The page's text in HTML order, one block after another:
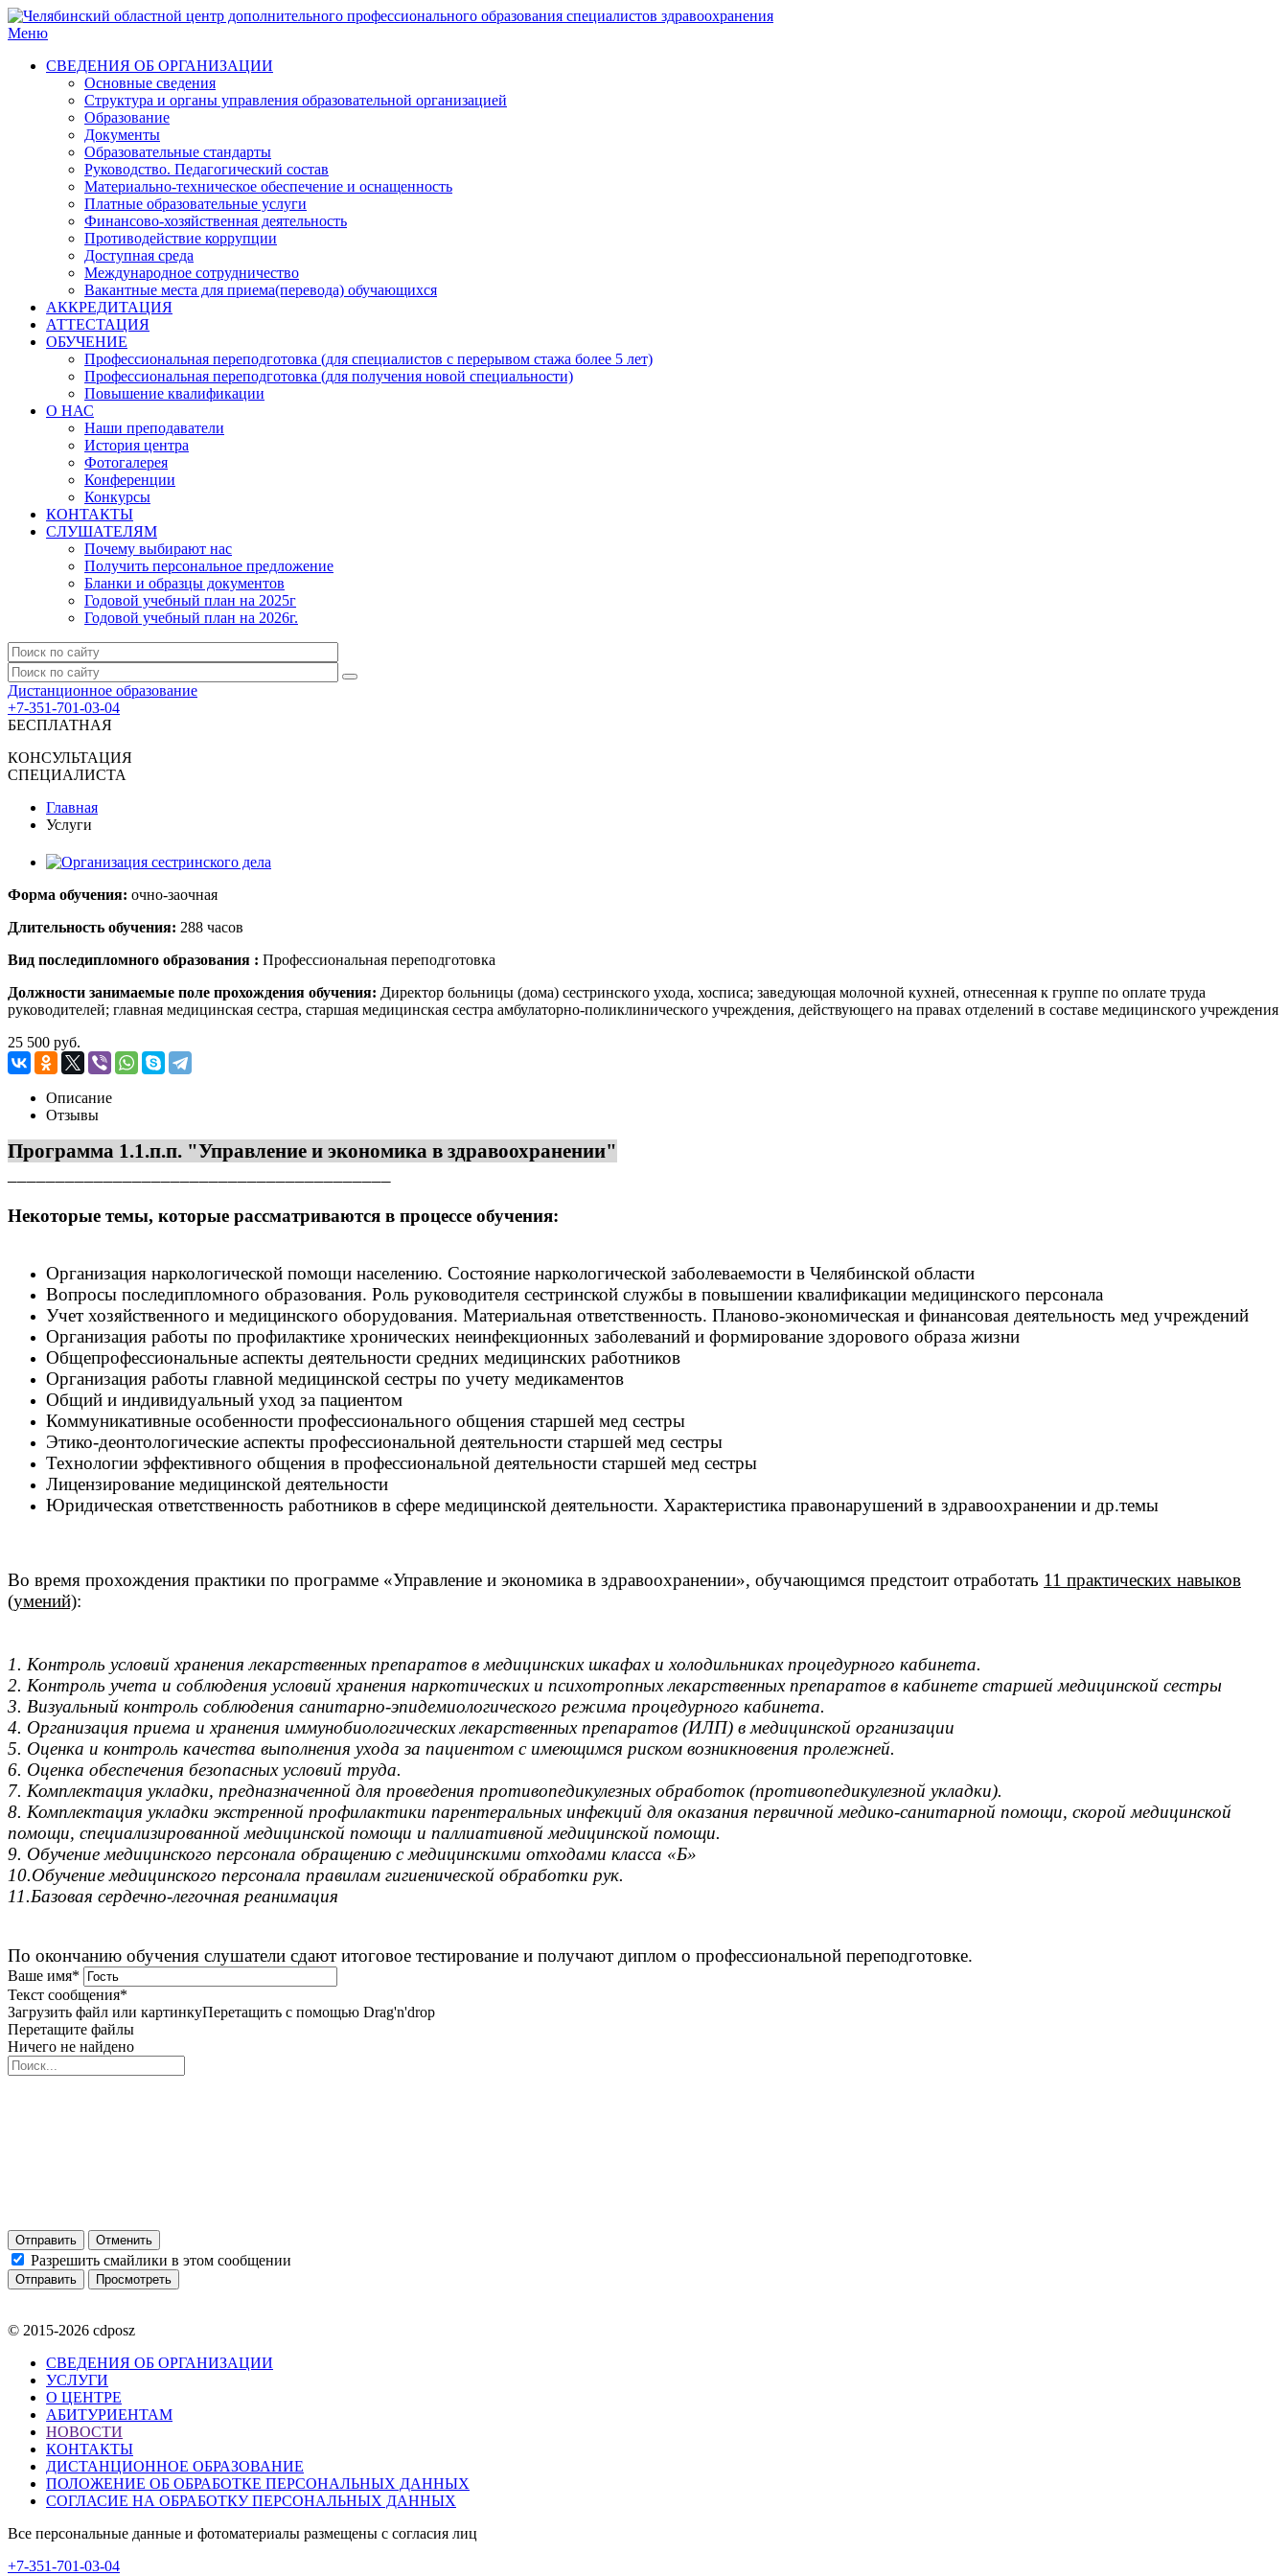
Меню
СВЕДЕНИЯ ОБ ОРГАНИЗАЦИИ
Основные сведения
Структура и органы управления образовательной организацией
Образование
Документы
Образовательные стандарты
Руководство. Педагогический состав
Материально-техническое обеспечение и оснащенность
Платные образовательные услуги
Финансово-хозяйственная деятельность
Противодействие коррупции
Доступная среда
Международное сотрудничество
Вакантные места для приема(перевода) обучающихся
АККРЕДИТАЦИЯ
АТТЕСТАЦИЯ
ОБУЧЕНИЕ
Профессиональная переподготовка (для специалистов с перерывом стажа более 5 лет)
Профессиональная переподготовка (для получения новой специальности)
Повышение квалификации
О НАС
Наши преподаватели
История центра
Фотогалерея
Конференции
Конкурсы
КОНТАКТЫ
СЛУШАТЕЛЯМ
Почему выбирают нас
Получить персональное предложение
Бланки и образцы документов
Годовой учебный план на 2025г
Годовой учебный план на 2026г.
Дистанционное образование
+7-351-701-03-04
БЕСПЛАТНАЯ
КОНСУЛЬТАЦИЯ
СПЕЦИАЛИСТА
Главная
Услуги
Форма обучения: очно-заочная
Длительность обучения: 288 часов
Вид поcледипломного образования : Профессиональная переподготовка
Должности занимаемые поле прохождения обучения: Директор больницы (дома) сестринского ухода, хосписа; заведующая молочной кухней, отнесенная к группе по оплате труда
руководителей; главная медицинская сестра, старшая медицинская сестра амбулаторно-поликлинического учреждения, действующего на правах отделений в составе медицинского учреждения
25 500 руб.
Описание
Отзывы
Программа 1.1.п.п. "Управление и экономика в здравоохранении"
Некоторые темы, которые рассматриваются в процессе обучения:
Организация наркологической помощи населению. Состояние наркологической заболеваемости в Челябинской области
Вопросы последипломного образования. Роль руководителя сестринской службы в повышении квалификации медицинского персонала
Учет хозяйственного и медицинского оборудования. Материальная ответственность. Планово-экономическая и финансовая деятельность мед учреждений
Организация работы по профилактике хронических неинфекционных заболеваний и формирование здорового образа жизни
Общепрофессиональные аспекты деятельности средних медицинских работников
Организация работы главной медицинской сестры по учету медикаментов
Общий и индивидуальный уход за пациентом
Коммуникативные особенности профессионального общения старшей мед сестры
Этико-деонтологические аспекты профессиональной деятельности старшей мед сестры
Технологии эффективного общения в профессиональной деятельности старшей мед сестры
Лицензирование медицинской деятельности
Юридическая ответственность работников в сфере медицинской деятельности. Характеристика правонарушений в здравоохранении и др.темы
Во время прохождения практики по программе «Управление и экономика в здравоохранении», обучающимся предстоит отработать 11 практических навыков
(умений):
1. Контроль условий хранения лекарственных препаратов в медицинских шкафах и холодильниках процедурного кабинета.
2. Контроль учета и соблюдения условий хранения наркотических и психотропных лекарственных препаратов в кабинете старшей медицинской сестры
3. Визуальный контроль соблюдения санитарно-эпидемиологического режима процедурного кабинета.
4. Организация приема и хранения иммунобиологических лекарственных препаратов (ИЛП) в медицинской организации
5. Оценка и контроль качества выполнения ухода за пациентом с имеющимся риском возникновения пролежней.
6. Оценка обеспечения безопасных условий труда.
7. Комплектация укладки, предназначенной для проведения противопедикулезных обработок (противопедикулезной укладки).
8. Комплектация укладки экстренной профилактики парентеральных инфекций для оказания первичной медико-санитарной помощи, скорой медицинской
помощи, специализированной медицинской помощи и паллиативной медицинской помощи.
9. Обучение медицинского персонала обращению с медицинскими отходами класса «Б»
10.Обучение медицинского персонала правилам гигиенической обработки рук.
11.Базовая сердечно-легочная реанимация
По окончанию обучения слушатели сдают итоговое тестирование и получают диплом о профессиональной переподготовке.
Ваше имя*
Текст сообщения*
Загрузить файл или картинкуПеретащить с помощью Drag'n'drop
Перетащите файлы
Ничего не найдено
Отправить Отменить
Разрешить смайлики в этом сообщении
© 2015-2026 cdposz
СВЕДЕНИЯ ОБ ОРГАНИЗАЦИИ
УСЛУГИ
О ЦЕНТРЕ
АБИТУРИЕНТАМ
НОВОСТИ
КОНТАКТЫ
ДИСТАНЦИОННОЕ ОБРАЗОВАНИЕ
ПОЛОЖЕНИЕ ОБ ОБРАБОТКЕ ПЕРСОНАЛЬНЫХ ДАННЫХ
СОГЛАСИЕ НА ОБРАБОТКУ ПЕРСОНАЛЬНЫХ ДАННЫХ
Все персональные данные и фотоматериалы размещены с согласия лиц
+7-351-701-03-04